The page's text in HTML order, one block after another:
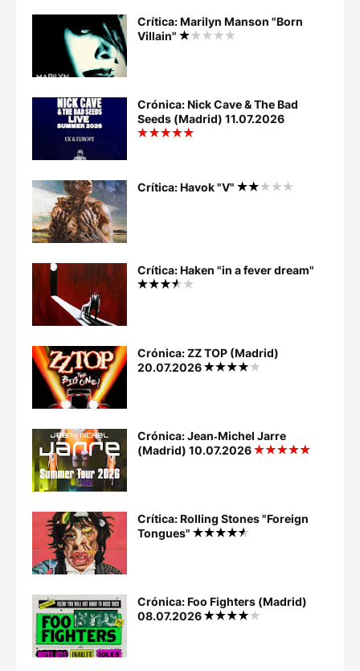
Crítica: Marilyn Manson "Born
Villain"
Crónica: Nick Cave & The Bad
Seeds (Madrid) 11.07.2026
Crítica: Havok "V"
Crítica: Haken "in a fever dream"
Crónica: ZZ TOP (Madrid)
20.07.2026
Crónica: Jean‐Michel Jarre
(Madrid) 10.07.2026
Crítica: Rolling Stones "Foreign
Tongues"
Crónica: Foo Fighters (Madrid)
08.07.2026